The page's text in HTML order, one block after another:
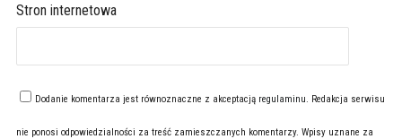
Stron internetowa
Dodanie komentarza jest równoznaczne z akceptacją regulaminu. Redakcja serwisu
nie ponosi odpowiedzialności za treść zamieszczanych komentarzy. Wpisy uznane za